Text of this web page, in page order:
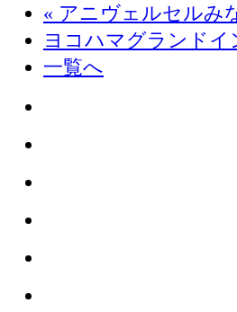
« アニヴェルセルみ
ヨコハマグランド
一覧へ